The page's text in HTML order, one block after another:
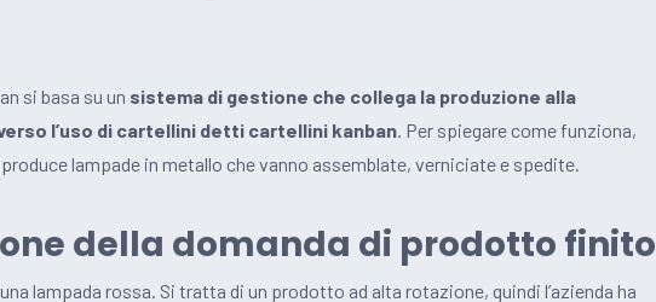
si basa su un sistema di gestione che collega la produzione alla
l’uso di cartellini detti cartellini kanban. Per spiegare come funziona,
lampade in metallo che vanno assemblate, verniciate e spedite.
della domanda di prodotto finito
una lampada rossa. Si tratta di un prodotto ad alta rotazione, quindi l’azienda ha